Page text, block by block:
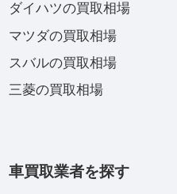
ダイハツの買取相場
マツダの買取相場
スバルの買取相場
三菱の買取相場
車買取業者を探す